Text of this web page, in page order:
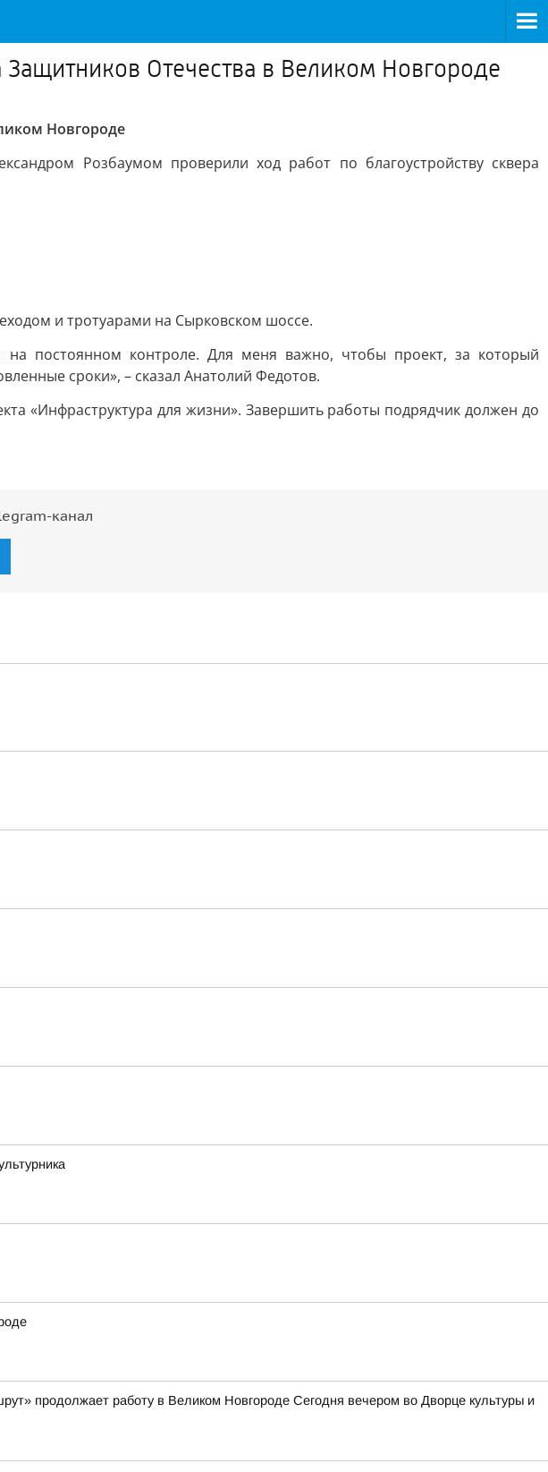
Отечества в Великом Новгороде
Новгороде
Розбаумом проверили ход работ по благоустройству сквера
и тротуарами на Сырковском шоссе.
на постоянном контроле. Для меня важно, чтобы проект, за который
сроки», – сказал Анатолий Федотов.
«Инфраструктура для жизни». Завершить работы подрядчик должен до
канал
продолжает работу в Великом Новгороде Сегодня вечером во Дворце культуры и